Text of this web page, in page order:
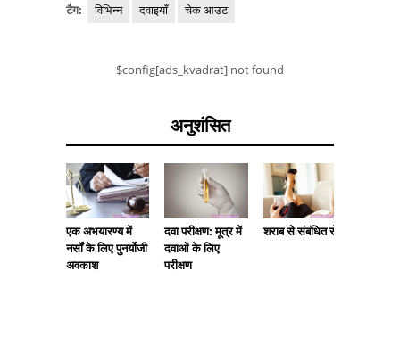
टैग: विभिन्न दवाइयाँ चेक आउट
$config[ads_kvadrat] not found
अनुशंसित
एक अभयारण्य में
नर्सों के लिए पुनर्योजी
अवकाश
दवा परीक्षण: मूत्र में
दवाओं के लिए
परीक्षण
शराब से संबंधित रोग